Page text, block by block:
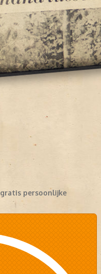
gratis persoonlijke